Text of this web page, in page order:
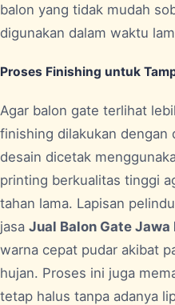
balon yang tidak mudah
digunakan dalam waktu
Proses Finishing untuk
Agar balon gate terlihat
finishing dilakukan dengan
desain dicetak
printing berkualitas tinggi
tahan lama. Lapisan
jasa Jual Balon Gate Jawa
warna cepat pudar akibat
hujan. Proses ini juga
tetap halus tanpa adanya